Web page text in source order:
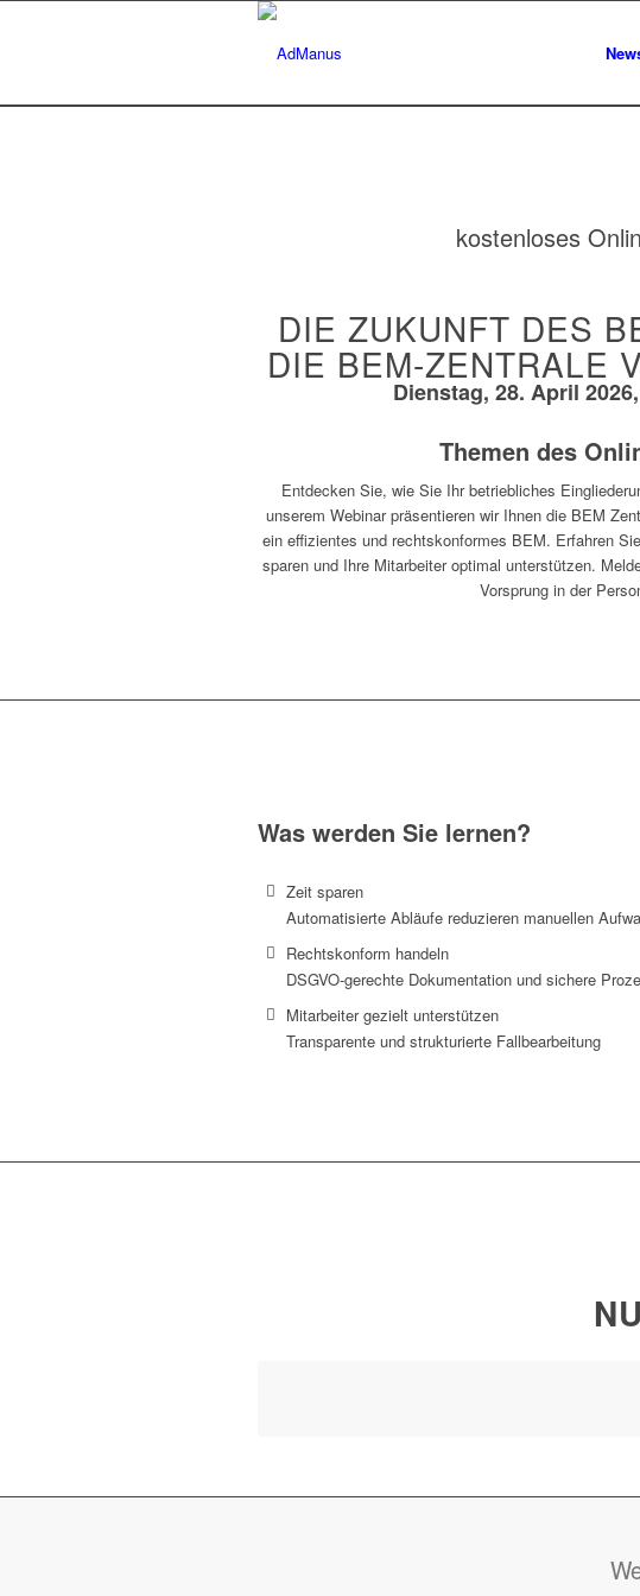
kostenloses
DIE ZUKUNFT DES
DIE BEM-ZENTRALE
Dienstag, 28. April
Themen des
Entdecken Sie, wie Sie Ihr betriebliches
unserem Webinar präsentieren wir Ihnen die BEM
ein effizientes und rechtskonformes BEM. Erfahren
sparen und Ihre Mitarbeiter optimal unterstützen.
Vorsprung in der
Was werden Sie lernen?
Zeit sparen
Automatisierte Abläufe reduzieren manuellen
Rechtskonform handeln
DSGVO-gerechte Dokumentation und sichere
Mitarbeiter gezielt unterstützen
Transparente und strukturierte Fallbearbeitung